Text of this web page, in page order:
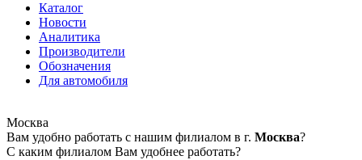
Каталог
Новости
Аналитика
Производители
Обозначения
Для автомобиля
Москва
Вам удобно работать с нашим филиалом в г. Москва?
С каким филиалом Вам удобнее работать?